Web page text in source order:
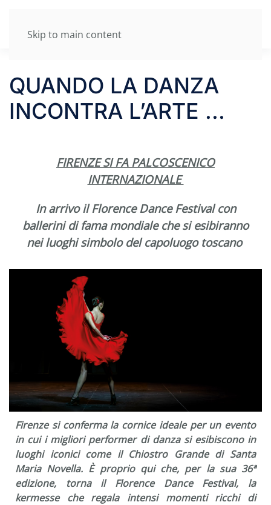
Skip to main content
QUANDO LA DANZA
INCONTRA L’ARTE ...
FIRENZE SI FA PALCOSCENICO
INTERNAZIONALE
In arrivo il Florence Dance Festival con
ballerini di fama mondiale che si esibiranno
nei luoghi simbolo del capoluogo toscano
Firenze si conferma la cornice ideale per un evento
in cui i migliori performer di danza si esibiscono in
luoghi iconici come il Chiostro Grande di Santa
Maria Novella. È proprio qui che, per la sua 36ª
edizione, torna il Florence Dance Festival, la
kermesse che regala intensi momenti ricchi di